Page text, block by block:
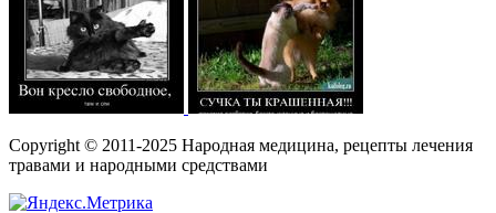
Copyright © 2011-2025 Народная медицина, рецепты лечения
травами и народными средствами